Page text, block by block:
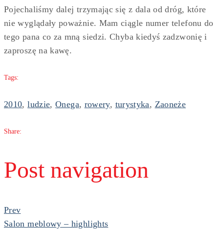
Pojechaliśmy dalej trzymając się z dala od dróg, które
nie wyglądały poważnie. Mam ciągle numer telefonu do
tego pana co za mną siedzi. Chyba kiedyś zadzwonię i
zaproszę na kawę.
Tags:
2010,ludzie,Onega, rowery, turystyka, Zaoneże
Share:
Post navigation
Prev
Salon meblowy – highlights